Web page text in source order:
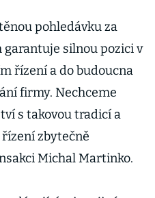
Strnad se mu je
prý snaží
ukrást
pohledávku za
silnou pozici v
řízení a do budoucna
firmy. Nechceme
s takovou tradicí a
zbytečně
Michal Martinko.